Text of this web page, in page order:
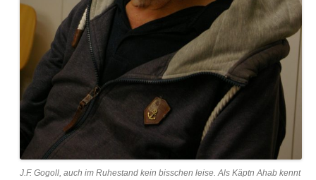
J.F. Gogoll, auch im Ruhestand kein bisschen leise. Als Käptn Ahab kennt